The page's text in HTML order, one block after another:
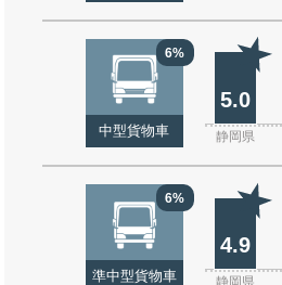
6%
中型貨物車
5.0
静岡県
6%
準中型貨物車
4.9
静岡県